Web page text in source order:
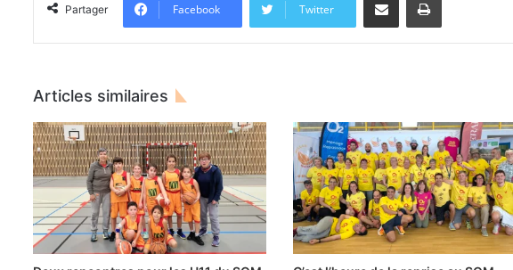
Partager Facebook Twitter
Articles similaires